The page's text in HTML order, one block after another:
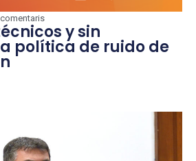
y sin
política de ruido de